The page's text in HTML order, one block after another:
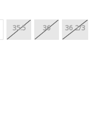
35.5 36 36 2/3